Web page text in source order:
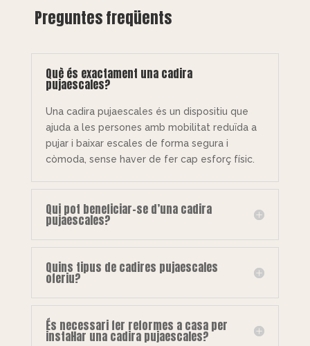
Preguntes freqüents
Què és exactament una cadira
pujaescales?
Una cadira pujaescales és un dispositiu que
ajuda a les persones amb mobilitat reduïda a
pujar i baixar escales de forma segura i
còmoda, sense haver de fer cap esforç físic.
Qui pot beneficiar-se d’una cadira
pujaescales?
Quins tipus de cadires pujaescales
oferiu?
És necessari fer reformes a casa per
instal·lar una cadira pujaescales?